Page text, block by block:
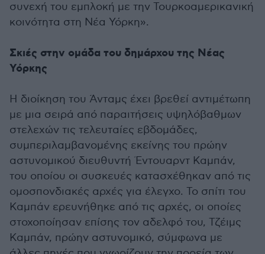
συνεχή του εμπλοκή με την Τουρκοαμερικανική
κοινότητα στη Νέα Υόρκη».
Σκιές στην ομάδα του δημάρχου της Νέας
Υόρκης
Η διοίκηση του Άνταμς έχει βρεθεί αντιμέτωπη
με μια σειρά από παραιτήσεις υψηλόβαθμων
στελεχών τις τελευταίες εβδομάδες,
συμπεριλαμβανομένης εκείνης του πρώην
αστυνομικού διευθυντή Έντουαρντ Καμπάν,
του οποίου οι συσκευές κατασχέθηκαν από τις
ομοσπονδιακές αρχές για έλεγχο. Το σπίτι του
Καμπάν ερευνήθηκε από τις αρχές, οι οποίες
στοχοποίησαν επίσης τον αδελφό του, Τζέιμς
Καμπάν, πρώην αστυνομικό, σύμφωνα με